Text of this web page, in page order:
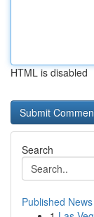
HTML is disabled
Search
Published News